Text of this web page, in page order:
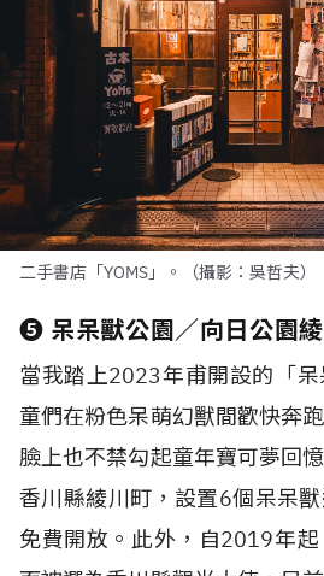
二手書店「YOMS」。（攝影：吳哲夫）
❺ 呆呆獸公園／向日公園
當我踏上2023年甫開設的「
童們在粉色呆萌幻獸間歡快奔
臉上也不禁勾起童年寶可夢回
香川縣綾川町，設置6個呆呆
免費開放。此外，自2019年